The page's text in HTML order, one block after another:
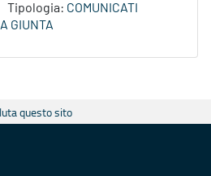
Tipologia: COMUNICATI
GIUNTA
questo sito